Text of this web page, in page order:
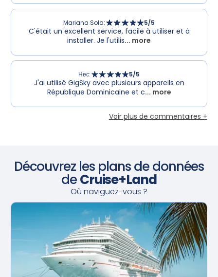
Mariana Sola: 5/5
C'était un excellent service, facile à utiliser et à
installer. Je l'utilis... more
Нес: 5/5
J'ai utilisé GigSky avec plusieurs appareils en
République Dominicaine et c... more
Voir plus de commentaires +
Découvrez les plans de données
deCruise+Land
Où naviguez-vous ?